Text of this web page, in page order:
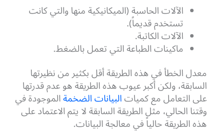
الآلات الحاسبة (الميكانيكية منها والتي كانت
تستخدم قديماً).
الآلات الكاتبة.
ماكينات الطباعة التي تعمل بالضغط.
معدل الخطأ في هذه الطريقة أقل بكثير من نظيرتها
السابقة، ولكن أكبر عيوب هذه الطريقة هو عدم قدرتها
على التعامل مع كمياتالبيانات الضخمةالموجودة في
وقتنا الحالي، مثل الطريقة السابقة لا يتم الاعتماد على
هذه الطريقة حالياً في معالجة البيانات.